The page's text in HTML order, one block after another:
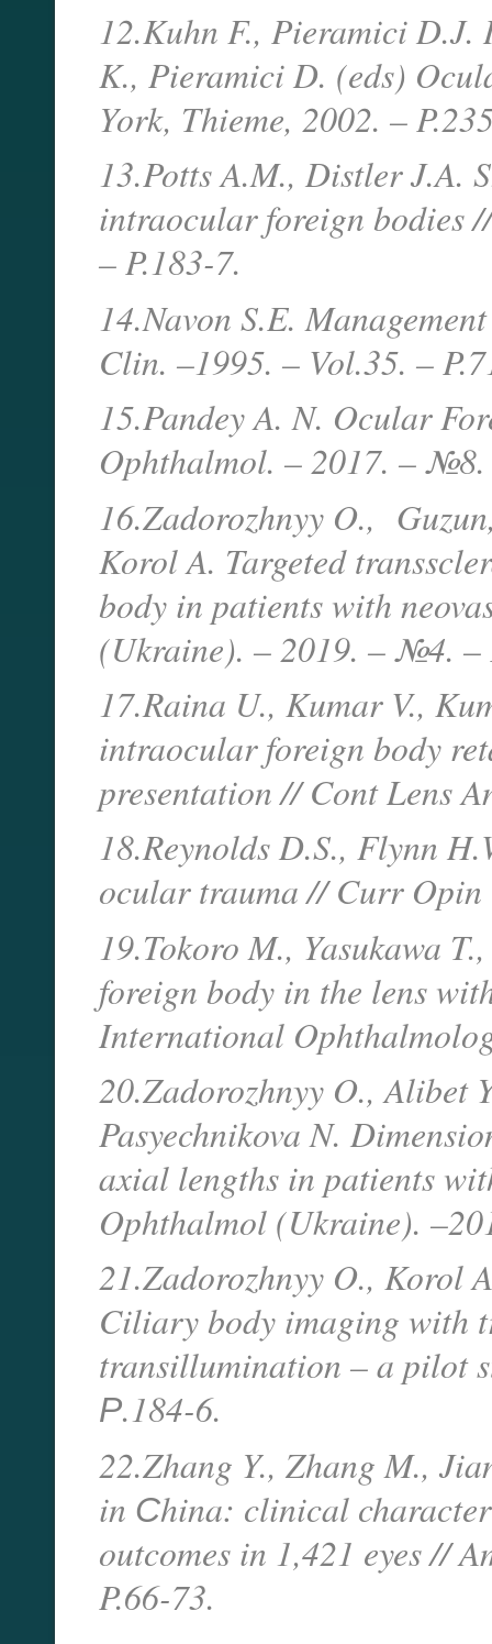
12.Kuhn F., Pieramici
K., Pieramici D. (eds)
York, Thieme, 2002. –
13.Potts A.M., Distler J.A.
intraocular foreign bodies
– P.183-7.
14.Navon S.E.
Clin. –1995. – Vol.35. –
15.Pandey A. N. Ocular
Ophthalmol. – 2017. – №8.
16.Zadorozhnyy O.,
Korol A. Targeted
body in patients with
(Ukraine). – 2019. – №4. –
17.Raina U., Kumar V.,
intraocular foreign body
presentation // Cont Lens
18.Reynolds D.S., Flynn
ocular trauma // Curr
19.Tokoro M., Yasukawa
foreign body in the lens
International
20.Zadorozhnyy O., Alibet
Pasyechnikova N.
axial lengths in patients
Ophthalmol (Ukraine).
21.Zadorozhnyy O., Korol
Ciliary body imaging with
transillumination – a pilot
Р.184-6.
22.Zhang Y., Zhang M.,
in Сhina: clinical
outcomes in 1,421 eyes //
P.66-73.